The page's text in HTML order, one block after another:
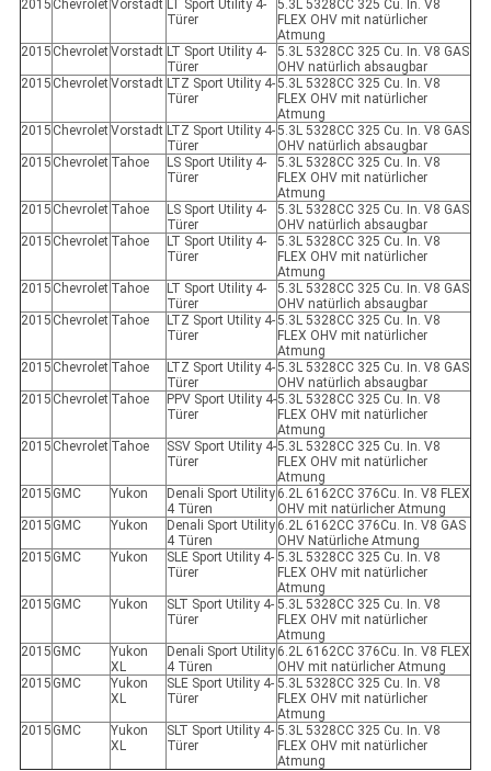
2015 ChevroletVorstadt LT Sport Utility 4-
Türer
5.3L 5328CC 325 Cu. In. V8
FLEX OHV mit natürlicher
Atmung
2015 ChevroletVorstadt LT Sport Utility 4-
Türer
5.3L 5328CC 325 Cu. In. V8 GAS
OHV natürlich absaugbar
2015 ChevroletVorstadt LTZ Sport Utility 4-
Türer
5.3L 5328CC 325 Cu. In. V8
FLEX OHV mit natürlicher
Atmung
2015 ChevroletVorstadt LTZ Sport Utility 4-
Türer
5.3L 5328CC 325 Cu. In. V8 GAS
OHV natürlich absaugbar
2015 Chevrolet Tahoe
LS Sport Utility 4-
Türer
5.3L 5328CC 325 Cu. In. V8
FLEX OHV mit natürlicher
Atmung
2015 Chevrolet Tahoe
LS Sport Utility 4-
Türer
5.3L 5328CC 325 Cu. In. V8 GAS
OHV natürlich absaugbar
2015 Chevrolet Tahoe
LT Sport Utility 4-
Türer
5.3L 5328CC 325 Cu. In. V8
FLEX OHV mit natürlicher
Atmung
2015 Chevrolet Tahoe
LT Sport Utility 4-
Türer
5.3L 5328CC 325 Cu. In. V8 GAS
OHV natürlich absaugbar
2015 Chevrolet Tahoe
LTZ Sport Utility 4-
Türer
5.3L 5328CC 325 Cu. In. V8
FLEX OHV mit natürlicher
Atmung
2015 Chevrolet Tahoe
LTZ Sport Utility 4-
Türer
5.3L 5328CC 325 Cu. In. V8 GAS
OHV natürlich absaugbar
2015 Chevrolet Tahoe
PPV Sport Utility 4-
Türer
5.3L 5328CC 325 Cu. In. V8
FLEX OHV mit natürlicher
Atmung
2015 Chevrolet Tahoe
SSV Sport Utility 4-
Türer
5.3L 5328CC 325 Cu. In. V8
FLEX OHV mit natürlicher
Atmung
2015 GMC Yukon
Denali Sport Utility
4 Türen
6.2L 6162CC 376Cu. In. V8 FLEX
OHV mit natürlicher Atmung
2015 GMC Yukon
Denali Sport Utility
4 Türen
6.2L 6162CC 376Cu. In. V8 GAS
OHV Natürliche Atmung
2015 GMC Yukon
SLE Sport Utility 4-
Türer
5.3L 5328CC 325 Cu. In. V8
FLEX OHV mit natürlicher
Atmung
2015 GMC Yukon
SLT Sport Utility 4-
Türer
5.3L 5328CC 325 Cu. In. V8
FLEX OHV mit natürlicher
Atmung
2015 GMC
Yukon
XL
Denali Sport Utility
4 Türen
6.2L 6162CC 376Cu. In. V8 FLEX
OHV mit natürlicher Atmung
2015 GMC
Yukon
XL
SLE Sport Utility 4-
Türer
5.3L 5328CC 325 Cu. In. V8
FLEX OHV mit natürlicher
Atmung
2015 GMC
Yukon
XL
SLT Sport Utility 4-
Türer
5.3L 5328CC 325 Cu. In. V8
FLEX OHV mit natürlicher
Atmung